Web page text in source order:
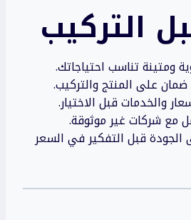
التركيب
ومتينة تناسب احتياجاتك.
على المنتج والتركيب.
والخدمات قبل الاختيار.
مع شركات غير موثوقة.
الجودة قبل التفكير في السعر